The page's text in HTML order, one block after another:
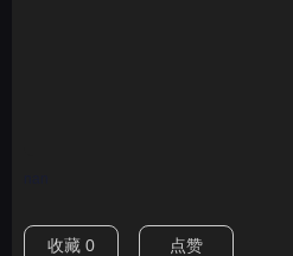
收藏 0 点赞